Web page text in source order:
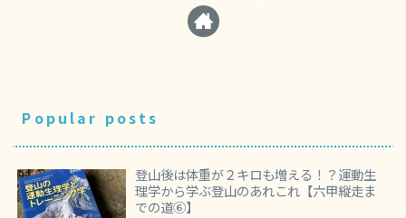
Popular posts
登山後は体重が２キロも増える！？運動生
理学から学ぶ登山のあれこれ【六甲縦走ま
での道⑥】